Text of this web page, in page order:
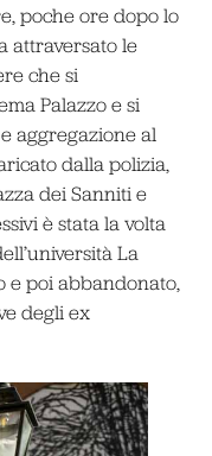
poche ore dopo lo
attraversato le
che si
Palazzo e si
aggregazione al
dalla polizia,
dei Sanniti e
è stata la volta
La
e poi abbandonato,
degli ex